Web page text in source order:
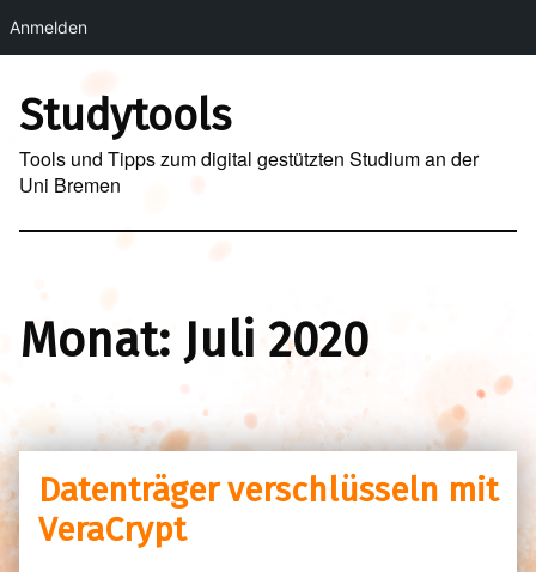
Anmelden
Skip to main navigation
Skip to main content
Skip to footer
Studytools
Tools und Tipps zum digital gestützten Studium an der
Uni Bremen
Monat: Juli 2020
Datenträger verschlüsseln mit
VeraCrypt